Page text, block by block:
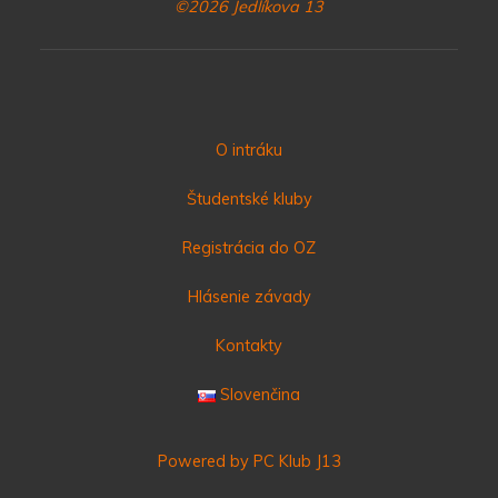
©2026 Jedlíkova 13
O intráku
Študentské kluby
Registrácia do OZ
Hlásenie závady
Kontakty
Slovenčina
Powered by PC Klub J13